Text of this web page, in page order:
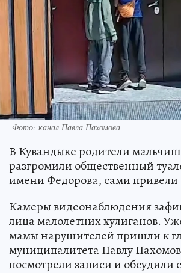
Фото: канал Павла Пахомова
В Кувандыке родители
разгромили общественный
имени Федорова, сами привели
Камеры видеонаблюдения
лица малолетних хулиганов.
мамы нарушителей пришли к
муниципалитета Павлу
посмотрели записи и обсудили